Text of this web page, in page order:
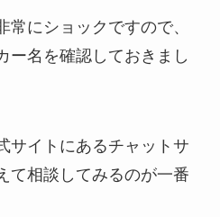
常にショックですので、
ー名を確認しておきまし
サイトにあるチャットサ
て相談してみるのが一番